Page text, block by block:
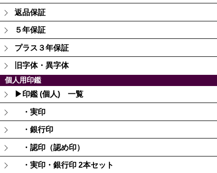
返品保証
５年保証
プラス３年保証
旧字体・異字体
個人用印鑑
▶印鑑 (個人) 一覧
・実印
・銀行印
・認印（認め印）
・実印・銀行印 2本セット